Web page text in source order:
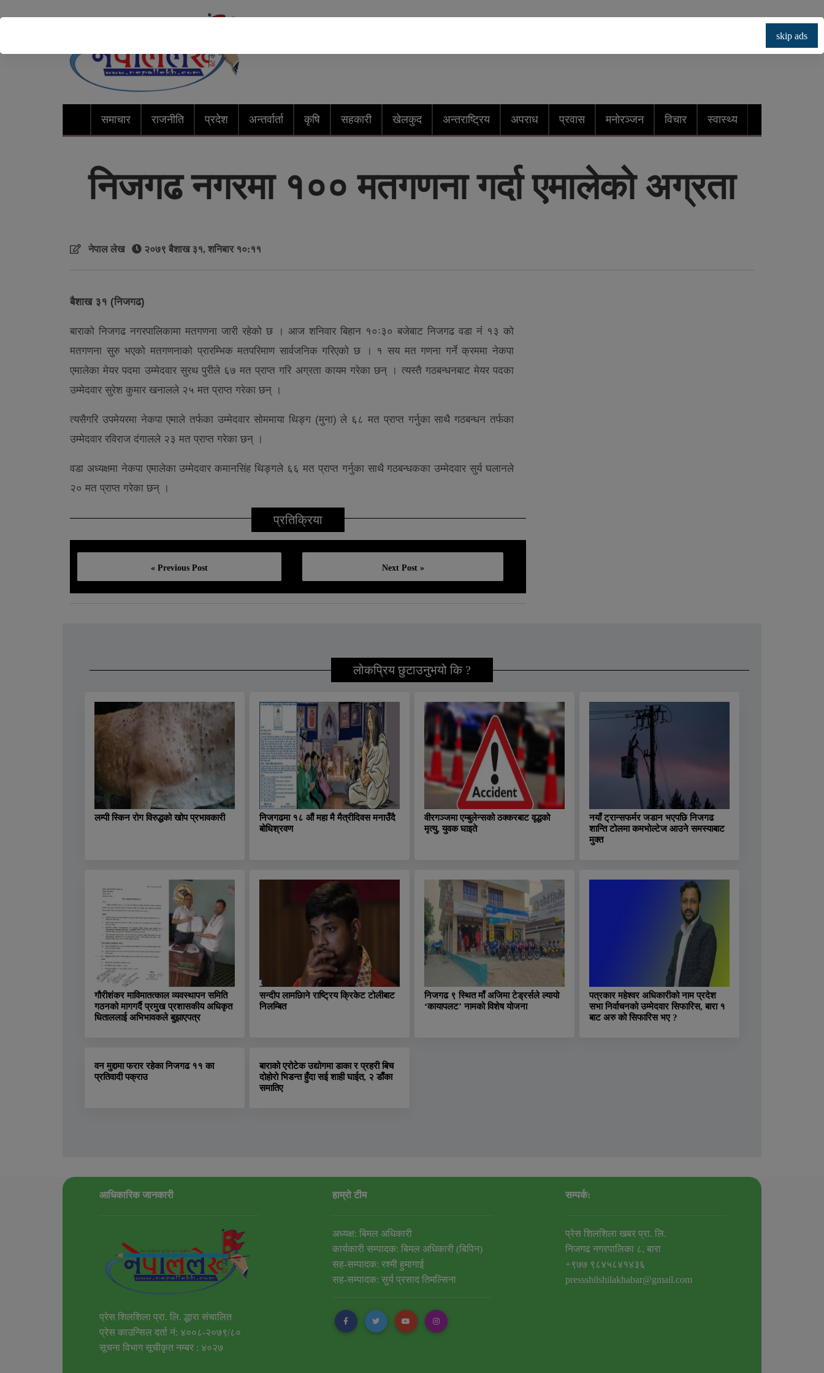
समाचार राजनीति प्रदेश अन्तर्वार्ता कृषि सहकारी खेलकुद अन्तराष्ट्रिय अपराध प्रवास मनोरञ्जन विचार स्वास्थ्य
skip ads
निजगढ नगरमा १०० मतगणना गर्दा एमालेको अग्रता
नेपाल लेख २०७९ बैशाख ३१, शनिबार १०:११
बैशाख ३१ (निजगढ)
बाराको निजगढ नगरपालिकामा मतगणना जारी रहेको छ । आज शनिवार बिहान १०ः३० बजेबाट निजगढ वडा नंं १३ को
मतगणना सुरु भएको मतगणनाको प्रारम्भिक मतपरिमाण सार्वजनिक गरिएको छ । १ सय मत गणना गर्ने क्रममा नेकपा
एमालेका मेयर पदमा उम्मेदवार सुरथ पुरीले ६७ मत प्राप्त गरि अग्रता कायम गरेका छन् । त्यस्तै गठबन्धनबाट मेयर पदका
उम्मेदवार सुरेश कुमार खनालले २५ मत प्राप्त गरेका छन् ।
त्यसैगरि उपमेयरमा नेकपा एमाले तर्फका उम्मेदवार सोममाया थिङ्ग (मुना) ले ६८ मत प्राप्त गर्नुका साथै गठबन्धन तर्फका
उम्मेदवार रविराज दंगालले २३ मत प्राप्त गरेका छन् ।
वडा अध्यक्षमा नेकपा एमालेका उम्मेदवार कमानसिंह थिङ्गले ६६ मत प्राप्त गर्नुका साथै गठबन्धकका उम्मेदवार सुर्य घलानले
२० मत प्राप्त गरेका छन् ।
प्रतिक्रिया
« Previous Post Next Post »
लोकप्रिय छुटाउनुभयो कि ?
लम्पी स्किन रोग विरुद्धको खोप प्रभावकारी
निजगढमा १८ औं महा मै मैत्रीदिवस मनाउँदै
बोधिश्रवण
वीरगञ्जमा एम्बुलेन्सको ठक्करबाट वृद्धको
मृत्यु, युवक घाइते
नयाँ ट्रान्सफर्मर जडान भएपछि निजगढ
शान्ति टोलमा कमभोल्टेज आउने समस्याबाट
मुक्त
गौरीशंकर माविमातत्काल व्यवस्थापन समिति
गठनको मागगर्दै प्रमुख प्रशासकीय अधिकृत
धिताललाई अभिभावकले बुझाएपत्र
सन्दीप लामछिाने राष्ट्रिय क्रिकेट टोलीबाट
निलम्बित
निजगढ ९ स्थित माँ अजिमा टेड्रर्सले ल्यायो
‘कायापलट’ नामको विशेष योजना
पत्रकार महेश्वर अधिकारीको नाम प्रदेश
सभा निर्वाचनको उम्मेदवार सिफारिस, बारा १
बाट अरु को सिफारिस भए ?
वन मुद्दामा फरार रहेका निजगढ ११ का
प्रतिवादी पक्राउ
बाराको एरोटेक उद्योगमा डाका र प्रहरी बिच
दोहोरो भिडन्त हुँदा सई शाही घाईत, २ डाँका
समातिए
आधिकारिक जानकारी
प्रेस शिलशिला प्रा. लि. द्धारा संचालित
प्रेस काउन्सिल दर्ता नं: ४००८-२०७९/८०
सूचना विभाग सूचीकृत नम्बर : ४०२७
हाम्रो टीम
अध्यक्ष: बिमल अधिकारी
कार्यकारी सम्पादक: बिमल अधिकारी (बिपिन)
सह-सम्पादक: रश्मी हुमागाई
सह-सम्पादक: सुर्य प्रसाद तिमल्सिना
सम्पर्क:
प्रेस शिलशिला खबर प्रा. लि.
निजगढ नगरपालिका ८, बारा
+९७७ ९८४५८४१४३६
pressshilshilakhabar@gmail.com